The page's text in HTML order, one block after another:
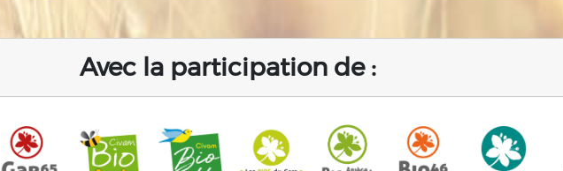
Avec la participation de :